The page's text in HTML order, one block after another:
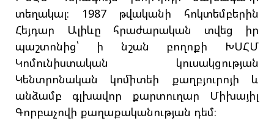
տեղակալ։ 1987 թվականի հոկտեմբերին
Հեյդար Ալիևը հրաժարական տվեց իր
պաշտոնից՝ ի նշան բողոքի ԽՍՀՄ
Կոմունիստական կուսակցության
Կենտրոնական կոմիտեի քաղբյուրոյի և
անձամբ գլխավոր քարտուղար Միխայիլ
Գորբաչովի քաղաքականության դեմ։